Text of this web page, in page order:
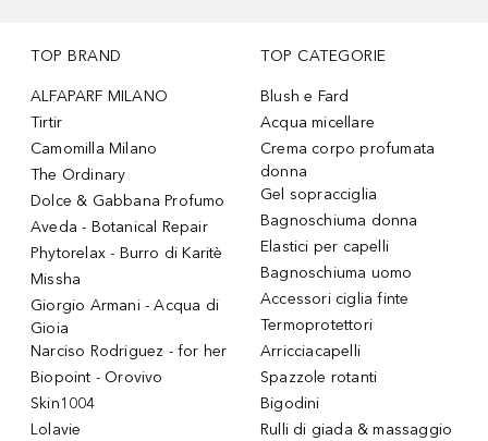
TOP BRAND
ALFAPARF MILANO
Tirtir
Camomilla Milano
The Ordinary
Dolce & Gabbana Profumo
Aveda - Botanical Repair
Phytorelax - Burro di Karitè
Missha
Giorgio Armani - Acqua di
Gioia
Narciso Rodriguez - for her
Biopoint - Orovivo
Skin1004
Lolavie
TOP CATEGORIE
Blush e Fard
Acqua micellare
Crema corpo profumata
donna
Gel sopracciglia
Bagnoschiuma donna
Elastici per capelli
Bagnoschiuma uomo
Accessori ciglia finte
Termoprotettori
Arricciacapelli
Spazzole rotanti
Bigodini
Rulli di giada & massaggio